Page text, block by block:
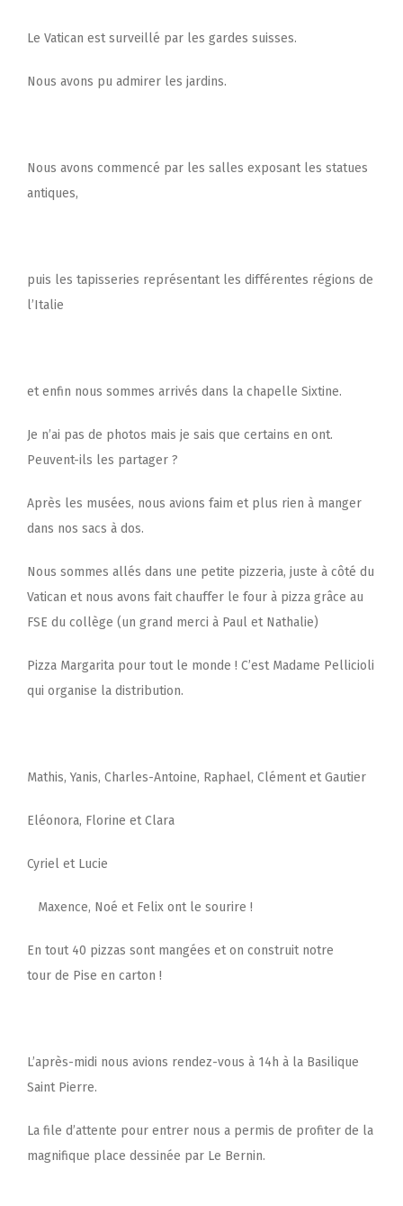
Le Vatican est surveillé par les gardes suisses.
Nous avons pu admirer les jardins.
Nous avons commencé par les salles exposant les statues
antiques,
puis les tapisseries représentant les différentes régions de
l’Italie
et enfin nous sommes arrivés dans la chapelle Sixtine.
Je n’ai pas de photos mais je sais que certains en ont.
Peuvent-ils les partager ?
Après les musées, nous avions faim et plus rien à manger
dans nos sacs à dos.
Nous sommes allés dans une petite pizzeria, juste à côté du
Vatican et nous avons fait chauffer le four à pizza grâce au
FSE du collège (un grand merci à Paul et Nathalie)
Pizza Margarita pour tout le monde ! C’est Madame Pellicioli
qui organise la distribution.
Mathis, Yanis, Charles-Antoine, Raphael, Clément et Gautier
Eléonora, Florine et Clara
Cyriel et Lucie
Maxence, Noé et Felix ont le sourire !
En tout 40 pizzas sont mangées et on construit notre
tour de Pise en carton !
L’après-midi nous avions rendez-vous à 14h à la Basilique
Saint Pierre.
La file d’attente pour entrer nous a permis de profiter de la
magnifique place dessinée par Le Bernin.